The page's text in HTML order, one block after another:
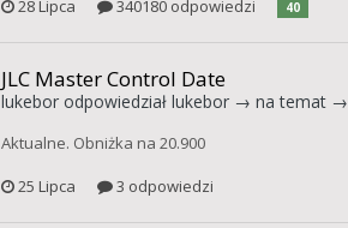
28 Lipca 340180 odpowiedzi 40
JLC Master Control Date
lukeborodpowiedział lukebor→ na temat →
Aktualne. Obniżka na 20.900
25 Lipca
3 odpowiedzi